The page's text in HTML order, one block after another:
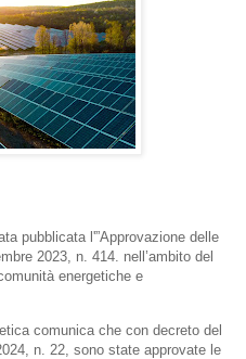
pubblicata l'”Approvazione delle
2023, n. 414. nell’ambito del
energetiche e
comunica che con decreto del
n. 22, sono state approvate le